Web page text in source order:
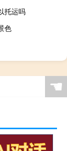
托运吗
色
☚